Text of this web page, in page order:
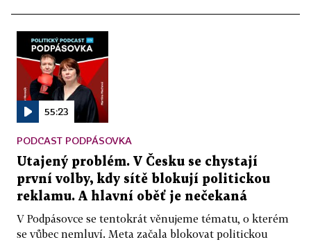
55:23
PODCAST PODPÁSOVKA
Utajený problém. V Česku se chystají
první volby, kdy sítě blokují politickou
reklamu. A hlavní oběť je nečekaná
V Podpásovce se tentokrát věnujeme tématu, o kterém
se vůbec nemluví. Meta začala blokovat politickou